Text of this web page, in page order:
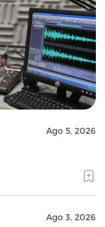
Ago 5, 2026
Ago 3, 2026